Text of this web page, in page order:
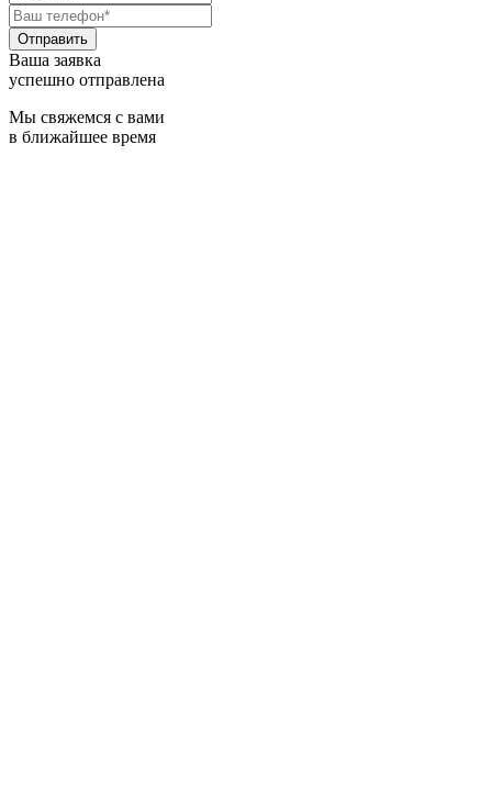
Ваша заявка
успешно отправлена
Мы свяжемся с вами
в ближайшее время